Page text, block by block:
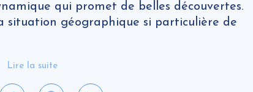
qui promet de belles découvertes.
situation géographique si particulière de
Lire la suite